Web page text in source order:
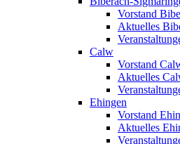
Vorstand
Aktuelles
Calw
Vorstand
Aktuelles
Ehingen
Vorstand
Aktuelles